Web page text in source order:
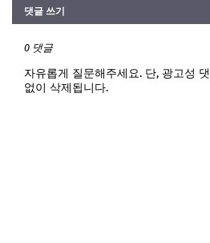
댓글 쓰기
0 댓글
자유롭게 질문해주세요. 단, 광고성
없이 삭제됩니다.